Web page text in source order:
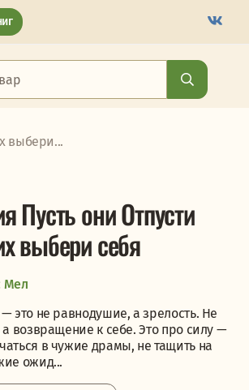
выбери...
Пусть они Отпусти
выбери себя
Мел
— это не равнодушие, а зрелость. Не
а возвращение к себе. Это про силу —
в чужие драмы, не тащить на
ожид...